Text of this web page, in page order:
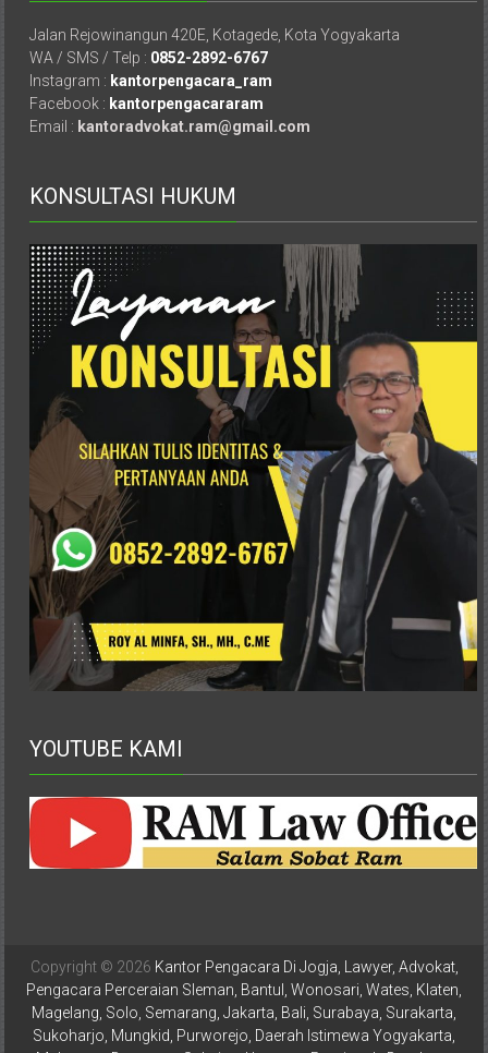
Jogja,
Lawyer,
Advokat,
Pengacara
Perceraian
Bantul,
Wates,
Klaten,
Magelang,
Solo,
Semarang,
Surabaya,
Surakarta,
Mungkid,
Purworejo,
Daerah
Istimewa
Yogyakarta,
Makassar,
Denpasar,
Salatiga,
Pontianak,
Bandung,
Riau,
Pekanbaru,
Bengkulu,
Kulon
Progo,
Balikpapan,
Jalan Rejowinangun 420E, Kotagede, Kota Yogyakarta
WA / SMS / Telp : 0852-2892-6767
Instagram : kantorpengacara_ram
Facebook : kantorpengacararam
Email : kantoradvokat.ram@gmail.com
KONSULTASI HUKUM
YOUTUBE KAMI
Copyright © 2026 Kantor Pengacara Di Jogja, Lawyer, Advokat,
Pengacara Perceraian Sleman, Bantul, Wonosari, Wates, Klaten,
Magelang, Solo, Semarang, Jakarta, Bali, Surabaya, Surakarta,
Sukoharjo, Mungkid, Purworejo, Daerah Istimewa Yogyakarta,